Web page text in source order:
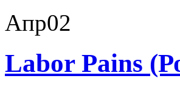
Апр02
Labor Pains